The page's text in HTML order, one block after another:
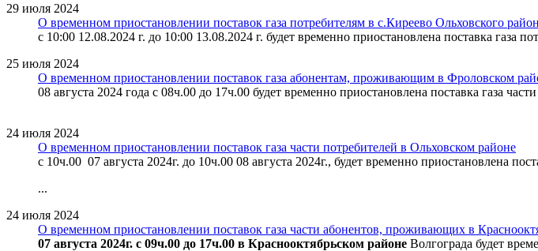
29 июля 2024
О временном приостановлении поставок газа потребителям в с.Киреево Ольховского
с 10:00 12.08.2024 г. до 10:00 13.08.2024 г. будет временно приостановлена поставка газа
25 июля 2024
О временном приостановлении поставок газа абонентам, проживающим в Фроловском
08 августа 2024 года с 08ч.00 до 17ч.00 будет временно приостановлена поставка газа
24 июля 2024
О временном приостановлении поставок газа части потребителей в Ольховском районе
с 10ч.00 07 августа 2024г. до 10ч.00 08 августа 2024г., будет временно приостановлена
...
24 июля 2024
О временном приостановлении поставок газа части абонентов, проживающих в
07 августа 2024г. с 09ч.00 до 17ч.00 в Краснооктябрьском районе Волгограда будет